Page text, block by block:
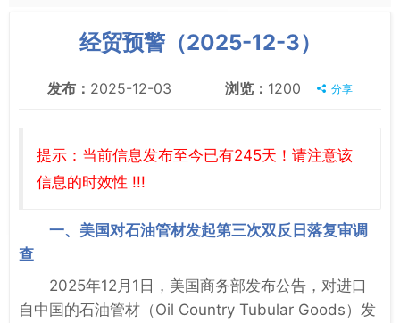
经贸预警（2025-12-3）
发布： 2025-12-03 浏览： 1200 分享
提示：当前信息发布至今已有245天！请注意该
信息的时效性 !!!
一、美国对石油管材发起第三次双反日落复审调
查
2025年12月1日，美国商务部发布公告，对进口
自中国的石油管材（Oil Country Tubular Goods）发